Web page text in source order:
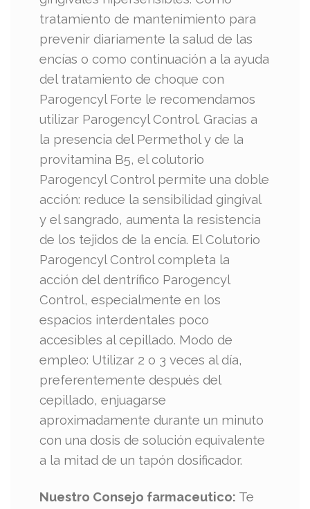
tratamiento de mantenimiento para
prevenir diariamente la salud de las
encías o como continuación a la ayuda
del tratamiento de choque con
Parogencyl Forte le recomendamos
utilizar Parogencyl Control. Gracias a
la presencia del Permethol y de la
provitamina B5, el colutorio
Parogencyl Control permite una doble
acción: reduce la sensibilidad gingival
y el sangrado, aumenta la resistencia
de los tejidos de la encía. El Colutorio
Parogencyl Control completa la
acción del dentrífico Parogencyl
Control, especialmente en los
espacios interdentales poco
accesibles al cepillado. Modo de
empleo: Utilizar 2 o 3 veces al día,
preferentemente después del
cepillado, enjuagarse
aproximadamente durante un minuto
con una dosis de solución equivalente
a la mitad de un tapón dosificador.
Nuestro Consejo farmaceutico: Te